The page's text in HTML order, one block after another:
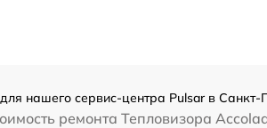
нашего сервис-центра Pulsar в
ремонта Тепловизора